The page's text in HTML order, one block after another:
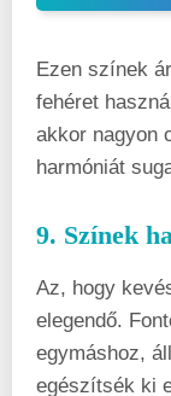
Ezen színek
fehéret
akkor nagyon
harmóniát
9. Színek
Az, hogy
elegendő.
egymáshoz,
egészítsék ki